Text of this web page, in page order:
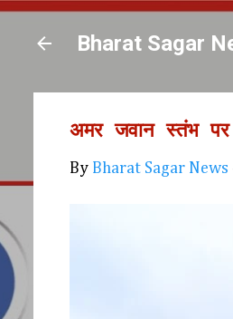
Bharat Sagar
अमर जवान स्तंभ पर
By Bharat Sagar News